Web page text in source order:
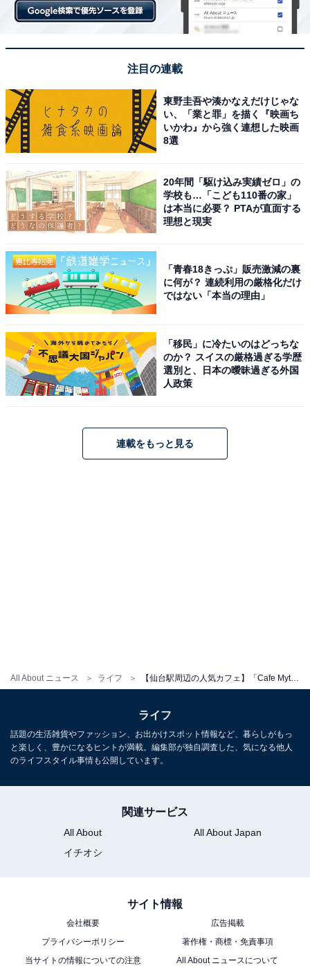
All About ニュース ライフ 【仙台駅周辺の人気カフェ】「Cafe MythiQue」は仙台駅から徒歩圏内の隠れ家パティスリーカフェ。アンティーク調の空間でリラックス
アクセス
所在地：宮城県仙台市青葉区中央2-4-11 水晶堂ビル3F
アクセス：JR「仙台駅」より徒歩約10分／仙台市地下鉄
南北線「広瀬通駅」より徒歩約2分
営業時間
※ケーキがなくなり次第終了
【宮城県】24時以降も営業！夜遅くでもリフレ
ッシュできる人気スパ・銭湯5選
注目の連載
東野圭吾や湊かなえだけじゃな
い、「業と罪」を描く『映画ち
いかわ』から強く連想した映画
8選
20年間「駆け込み実績ゼロ」の
学校も…「こども110番の家」
は本当に必要？ PTAが直面する
理想と現実
「青春18きっぷ」販売激減の裏
に何が？ 連続利用の厳格化だけ
ではない「本当の理由」
「移民」に冷たいのはどっちな
のか？ スイスの厳格過ぎる学歴
選別と、日本の曖昧過ぎる外国
人政策
連載をもっと見る
ライフ
話題の生活雑貨やファッション、お出かけスポット情報など、暮らしがもっ
と楽しく、豊かになるヒントが満載。編集部が独自調査した、気になる他人
のライフスタイル事情も公開しています。
関連サービス
All About
All About Japan
イチオシ
サイト情報
会社概要
広告掲載
プライバシーポリシー
著作権・商標・免責事項
当サイトの情報についての注意
All About ニュースについて